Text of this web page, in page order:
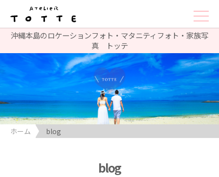
沖縄本島のロケーションフォト・マタニティフォト・家族写
真 トッテ
ホーム blog
blog